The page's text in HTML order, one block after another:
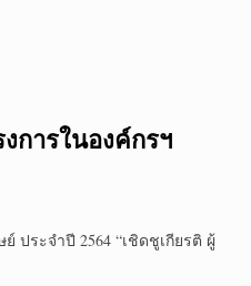
การในองค์กรฯ
ประจำปี 2564 “เชิดชูเกียรติ ผู้